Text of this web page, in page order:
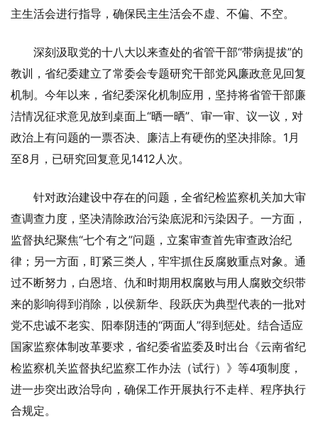
主生活会进行指导，确保民主生活会不虚、不偏、不空。
深刻汲取党的十八大以来查处的省管干部“带病提拔”的
教训，省纪委建立了常委会专题研究干部党风廉政意见回复
机制。今年以来，省纪委深化机制应用，坚持将省管干部廉
洁情况征求意见放到桌面上“晒一晒”、审一审、议一议，对
政治上有问题的一票否决、廉洁上有硬伤的坚决排除。1月
至8月，已研究回复意见1412人次。
针对政治建设中存在的问题，全省纪检监察机关加大审
查调查力度，坚决清除政治污染底泥和污染因子。一方面，
监督执纪聚焦“七个有之”问题，立案审查首先审查政治纪
律；另一方面，盯紧三类人，牢牢抓住反腐败重点对象。通
过不断努力，白恩培、仇和时期用权腐败与用人腐败交织带
来的影响得到消除，以侯新华、段跃庆为典型代表的一批对
党不忠诚不老实、阳奉阴违的“两面人”得到惩处。结合适应
国家监察体制改革要求，省纪委省监委及时出台《云南省纪
检监察机关监督执纪监察工作办法（试行）》等4项制度，
进一步突出政治导向，确保工作开展执行不走样、程序执行
合规定。